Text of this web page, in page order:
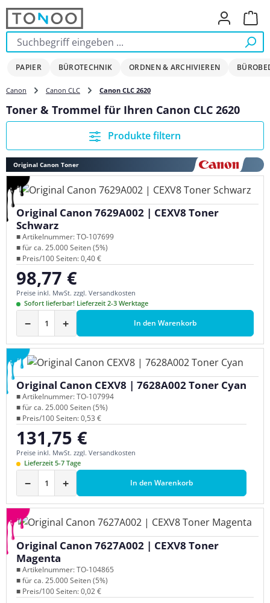
Zum Hauptinhalt springen
PAPIER BÜROTECHNIK ORDNEN & ARCHIVIEREN
Canon Canon CLC Canon CLC 2620
Toner & Trommel für Ihren Canon CLC 2620
Produkte filtern
Original Canon Toner
Original Canon 7629A002 | CEXV8 Toner
Schwarz
■ Artikelnummer: TO-107699
■ für ca. 25.000 Seiten (5%)
■ Preis/100 Seiten: 0,40 €
Regulärer Preis:
98,77 €
Preise inkl. MwSt. zzgl. Versandkosten
Sofort lieferbar! Lieferzeit 2-3 Werktage
− + In den Warenkorb
Original Canon CEXV8 | 7628A002 Toner Cyan
■ Artikelnummer: TO-107994
■ für ca. 25.000 Seiten (5%)
■ Preis/100 Seiten: 0,53 €
Regulärer Preis:
131,75 €
Preise inkl. MwSt. zzgl. Versandkosten
Lieferzeit 5-7 Tage
− + In den Warenkorb
Original Canon 7627A002 | CEXV8 Toner
Magenta
■ Artikelnummer: TO-104865
■ für ca. 25.000 Seiten (5%)
■ Preis/100 Seiten: 0,02 €